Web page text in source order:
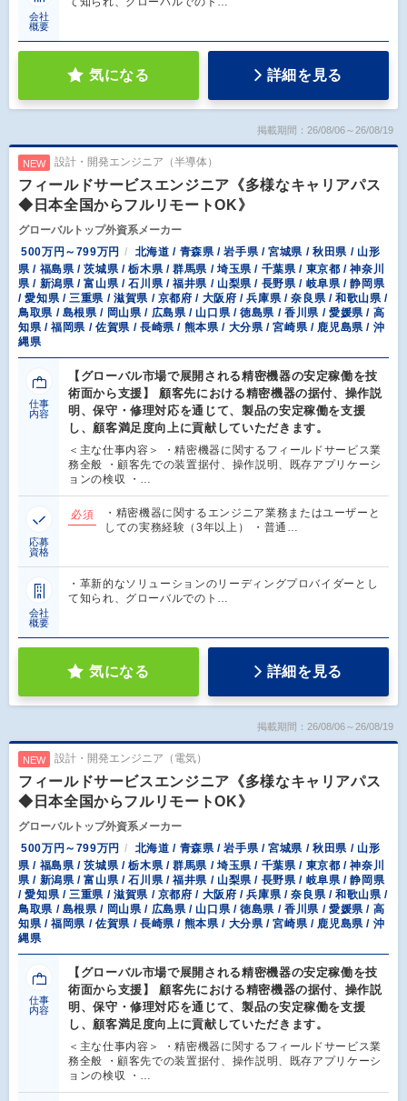
会社
概要
気になる 詳細を見る
掲載期間：26/08/06～26/08/19
NEW 設計・開発エンジニア（半導体）
フィールドサービスエンジニア《多様なキャリアパス
◆日本全国からフルリモートOK》
グローバルトップ外資系メーカー
500万円～799万円
北海道 / 青森県 / 岩手県 / 宮城県 / 秋田県 / 山形
県 / 福島県 / 茨城県 / 栃木県 / 群馬県 / 埼玉県 / 千葉県 / 東京都 / 神奈川
県 / 新潟県 / 富山県 / 石川県 / 福井県 / 山梨県 / 長野県 / 岐阜県 / 静岡県
/ 愛知県 / 三重県 / 滋賀県 / 京都府 / 大阪府 / 兵庫県 / 奈良県 / 和歌山県 /
鳥取県 / 島根県 / 岡山県 / 広島県 / 山口県 / 徳島県 / 香川県 / 愛媛県 / 高
知県 / 福岡県 / 佐賀県 / 長崎県 / 熊本県 / 大分県 / 宮崎県 / 鹿児島県 / 沖
縄県
仕事
内容
【グローバル市場で展開される精密機器の安定稼働を技
術面から支援】 顧客先における精密機器の据付、操作説
明、保守・修理対応を通じて、製品の安定稼働を支援
し、顧客満足度向上に貢献していただきます。
＜主な仕事内容＞ ・精密機器に関するフィールドサービス業
務全般 ・顧客先での装置据付、操作説明、既存アプリケーシ
ョンの検収 ・…
応募
資格
必須
・精密機器に関するエンジニア業務またはユーザーと
しての実務経験（3年以上） ・普通…
会社
概要
・革新的なソリューションのリーディングプロバイダーとし
て知られ、グローバルでのト…
気になる 詳細を見る
掲載期間：26/08/06～26/08/19
NEW 設計・開発エンジニア（電気）
フィールドサービスエンジニア《多様なキャリアパス
◆日本全国からフルリモートOK》
グローバルトップ外資系メーカー
500万円～799万円
北海道 / 青森県 / 岩手県 / 宮城県 / 秋田県 / 山形
県 / 福島県 / 茨城県 / 栃木県 / 群馬県 / 埼玉県 / 千葉県 / 東京都 / 神奈川
県 / 新潟県 / 富山県 / 石川県 / 福井県 / 山梨県 / 長野県 / 岐阜県 / 静岡県
/ 愛知県 / 三重県 / 滋賀県 / 京都府 / 大阪府 / 兵庫県 / 奈良県 / 和歌山県 /
鳥取県 / 島根県 / 岡山県 / 広島県 / 山口県 / 徳島県 / 香川県 / 愛媛県 / 高
知県 / 福岡県 / 佐賀県 / 長崎県 / 熊本県 / 大分県 / 宮崎県 / 鹿児島県 / 沖
縄県
仕事
内容
【グローバル市場で展開される精密機器の安定稼働を技
術面から支援】 顧客先における精密機器の据付、操作説
明、保守・修理対応を通じて、製品の安定稼働を支援
し、顧客満足度向上に貢献していただきます。
＜主な仕事内容＞ ・精密機器に関するフィールドサービス業
務全般 ・顧客先での装置据付、操作説明、既存アプリケーシ
ョンの検収 ・…